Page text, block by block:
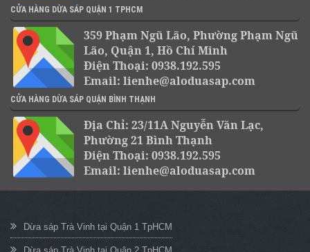
CỬA HÀNG DỪA SÁP QUẬN 1 TPHCM
359 Phạm Ngũ Lão, Phường Phạm Ngũ
Lão, Quận 1, Hồ Chí Minh
Điện Thoại: 0938.192.595
Email: lienhe@aloduasap.com
CỬA HÀNG DỪA SÁP QUẬN BÌNH THẠNH
Địa Chỉ: 23/11A Nguyễn Văn Lạc,
Phường 21 Bình Thạnh
Điện Thoại: 0938.192.595
Email: lienhe@aloduasap.com
Dừa sáp Trà Vinh tại Quận 1 TpHCM